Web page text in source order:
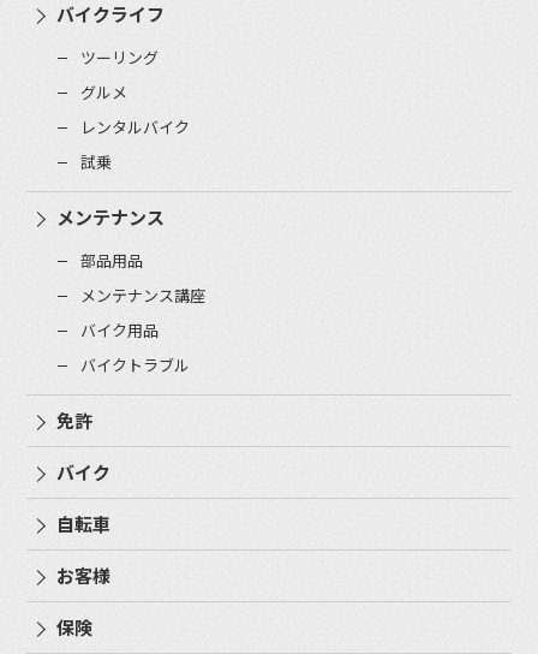
バイクライフ
ツーリング
グルメ
レンタルバイク
試乗
メンテナンス
部品用品
メンテナンス講座
バイク用品
バイクトラブル
免許
バイク
自転車
お客様
保険